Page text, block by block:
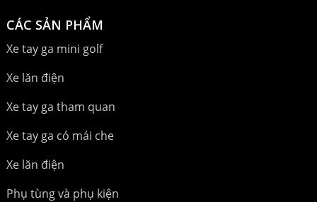
CÁC SẢN PHẨM
Xe tay ga mini golf
Xe lăn điện
Xe tay ga tham quan
Xe tay ga có mái che
Xe lăn điện
Phụ tùng và phụ kiện